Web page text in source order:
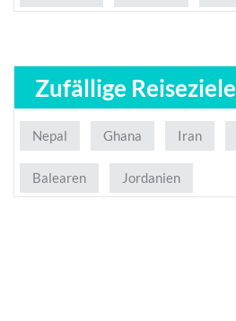
Zufällige Reiseziele
Nepal Ghana Iran
Balearen Jordanien